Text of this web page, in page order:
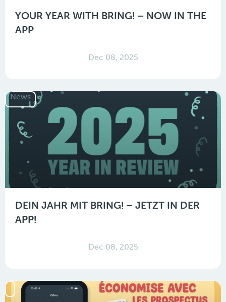
YOUR YEAR WITH BRING! – NOW IN THE
APP
Dec 08, 2025
News
DEIN JAHR MIT BRING! – JETZT IN DER
APP!
Dec 08, 2025